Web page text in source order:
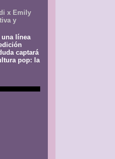
x Emily
y
una línea
captará
pop: la